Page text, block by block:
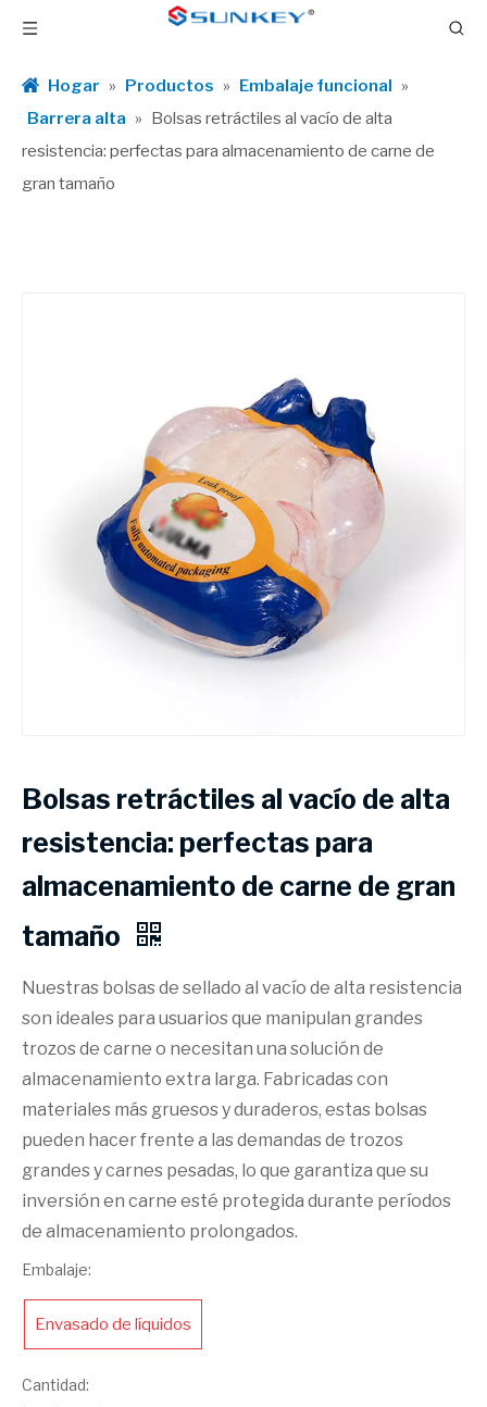
Hogar » Productos » Embalaje funcional »
Barrera alta » Bolsas retráctiles al vacío de alta
resistencia: perfectas para almacenamiento de carne de
gran tamaño
Bolsas retráctiles al vacío de alta
resistencia: perfectas para
almacenamiento de carne de gran
tamaño
Nuestras bolsas de sellado al vacío de alta resistencia
son ideales para usuarios que manipulan grandes
trozos de carne o necesitan una solución de
almacenamiento extra larga. Fabricadas con
materiales más gruesos y duraderos, estas bolsas
pueden hacer frente a las demandas de trozos
grandes y carnes pesadas, lo que garantiza que su
inversión en carne esté protegida durante períodos
de almacenamiento prolongados.
Embalaje:
Envasado de líquidos
Cantidad: